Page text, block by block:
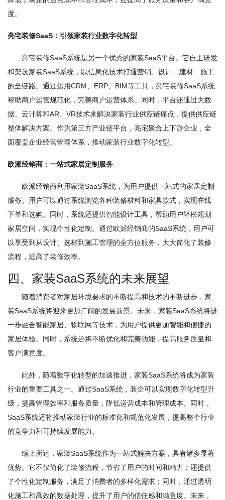
度。
亮宅装修SaaS：引领家装行业数字化转型
亮宅装修SaaS系统是另一个优秀的家装SaaS平台。它自主研发
和架设家装SaaS系统，以信息化技术打通营销、设计、建材、施工
的全链路。通过运用CRM、ERP、BIM等工具，亮宅装修SaaS系统
帮助商户运营规范化，完善商户运营体系。同时，平台还通过大数
据、云计算和AR、VR技术来解决家装行业供应链痛点，提供供应链
整体解决方案。作为第三方产业链平台，亮宅聚合上下游企业，全
面覆盖企业经营管理体系，推动家装行业数字化转型。
欧派经销商：一站式家居定制服务
欧派经销商利用家装SaaS系统，为用户提供一站式的家居定制
服务。用户可以通过系统浏览各种装修材料和家具款式，实现在线
下单和选购。同时，系统还提供智能设计工具，帮助用户轻松规划
家居空间，实现个性化定制。通过欧派经销商的SaaS系统，用户可
以享受到从设计、选材到施工管理的全方位服务，大大简化了装修
流程，提高了装修效率。
四、家装SaaS系统的未来展望
随着消费者对家居环境要求的不断提高和技术的不断进步，家
装SaaS系统将迎来更加广阔的发展前景。未来，家装SaaS系统将进
一步融合智能家居、物联网等技术，为用户提供更加智能和便捷的
家居体验。同时，系统还将不断优化和完善功能，提高服务质量和
客户满意度。
此外，随着数字化转型的加速推进，家装SaaS系统将成为家装
行业的重要工具之一。通过SaaS系统，装企可以实现数字化转型升
级，提高管理效率和服务质量，降低运营成本和管理成本。同时，
SaaS系统还将推动家装行业的标准化和规范化发展，提高整个行业
的竞争力和可持续发展能力。
综上所述，家装SaaS系统作为一站式解决方案，具有诸多显著
优势。它不仅简化了装修流程，节省了用户的时间和精力；还提供
了个性化定制服务，满足了消费者的多样化需求；同时，通过透明
化施工和高效的数据处理，提升了用户的信任感和满意度。未来，